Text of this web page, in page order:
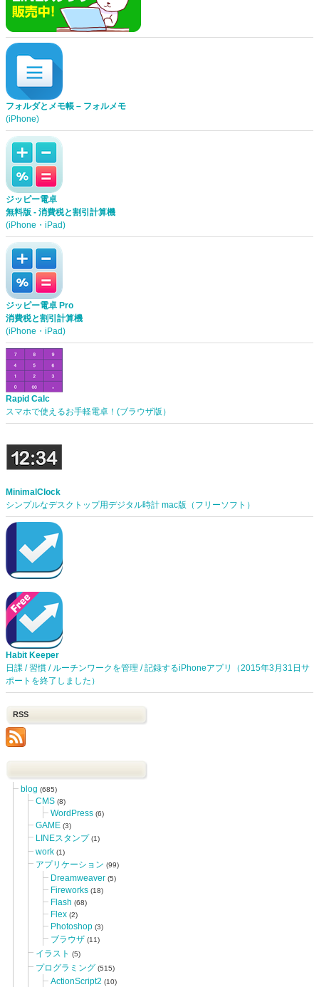
フォルダとメモ帳 – フォルメモ
(iPhone)
ジッピー電卓
無料版 - 消費税と割引計算機
(iPhone・iPad)
ジッピー電卓 Pro
消費税と割引計算機
(iPhone・iPad)
Rapid Calc
スマホで使えるお手軽電卓！(ブラウザ版）
MinimalClock
シンプルなデスクトップ用デジタル時計 mac版（フリーソフト）
Habit Keeper
日課 / 習慣 / ルーチンワークを管理 / 記録するiPhoneアプリ（2015年3月31日サ
ポートを終了しました）
RSS
blog (685)
CMS (8)
WordPress (6)
GAME (3)
LINEスタンプ (1)
work (1)
アプリケーション (99)
Dreamweaver (5)
Fireworks (18)
Flash (68)
Flex (2)
Photoshop (3)
ブラウザ (11)
イラスト (5)
プログラミング (515)
ActionScript2 (10)